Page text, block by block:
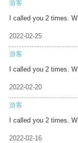
游客
I called you 2 times. W
2022-02-25
游客
I called you 2 times. W
2022-02-20
游客
I called you 2 times. W
2022-02-16